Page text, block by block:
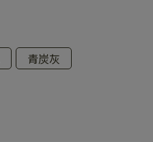
青炭灰